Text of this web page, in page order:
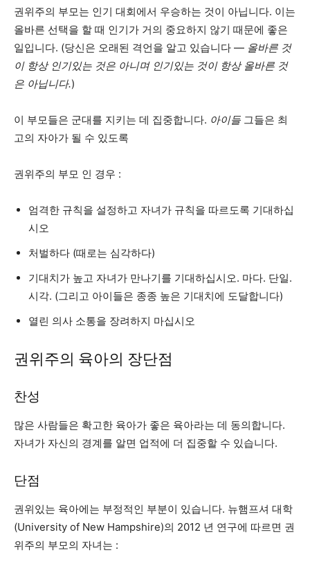
권위주의 부모는 인기 대회에서 우승하는 것이 아닙니다. 이는
올바른 선택을 할 때 인기가 거의 중요하지 않기 때문에 좋은
일입니다. (당신은 오래된 격언을 알고 있습니다 — 올바른 것
이 항상 인기있는 것은 아니며 인기있는 것이 항상 올바른 것
은 아닙니다.)
이 부모들은 군대를 지키는 데 집중합니다. 아이들 그들은 최
고의 자아가 될 수 있도록
권위주의 부모 인 경우 :
엄격한 규칙을 설정하고 자녀가 규칙을 따르도록 기대하십
시오
처벌하다 (때로는 심각하다)
기대치가 높고 자녀가 만나기를 기대하십시오. 마다. 단일.
시각. (그리고 아이들은 종종 높은 기대치에 도달합니다)
열린 의사 소통을 장려하지 마십시오
권위주의 육아의 장단점
찬성
많은 사람들은 확고한 육아가 좋은 육아라는 데 동의합니다.
자녀가 자신의 경계를 알면 업적에 더 집중할 수 있습니다.
단점
권위있는 육아에는 부정적인 부분이 있습니다. 뉴햄프셔 대학
(University of New Hampshire)의 2012 년 연구에 따르면 권
위주의 부모의 자녀는 :